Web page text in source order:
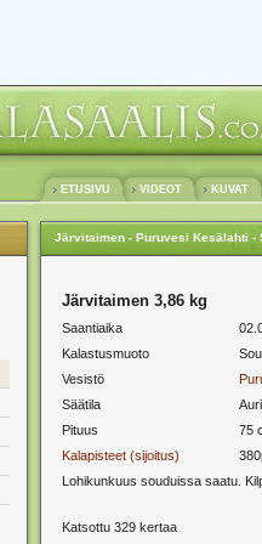
ETUSIVU VIDEOT KUVAT
Järvitaimen - Puruvesi Kesälahti -
Järvitaimen 3,86 kg
Saantiaika
Kalastusmuoto
Vesistö
Säätila
Pituus
75
Kalapisteet (sijoitus)
Lohikunkuus souduissa saatu.
Katsottu 329 kertaa